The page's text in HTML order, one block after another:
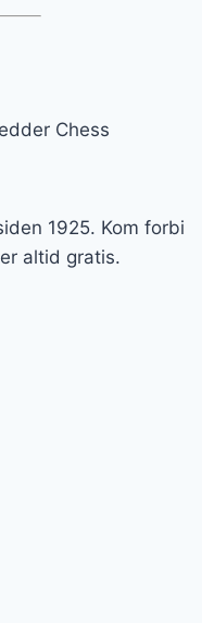
Chess
1925. Kom forbi
altid gratis.